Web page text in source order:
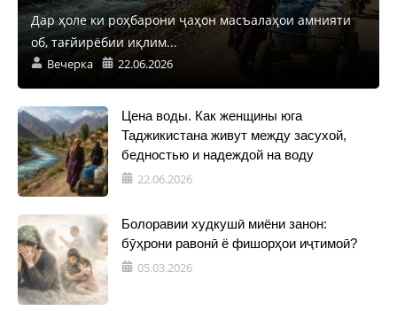
Дар ҳоле ки роҳбарони ҷаҳон масъалаҳои амнияти
об, тағйирёбии иқлим...
Вечерка 22.06.2026
Цена воды. Как женщины юга
Таджикистана живут между засухой,
бедностью и надеждой на воду
22.06.2026
Болоравии худкушӣ миёни занон:
бӯҳрони равонӣ ё фишорҳои иҷтимоӣ?
05.03.2026